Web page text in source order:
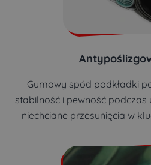
Gumowy spód podkładki
stabilność i pewność
niechciane przesunięcia w